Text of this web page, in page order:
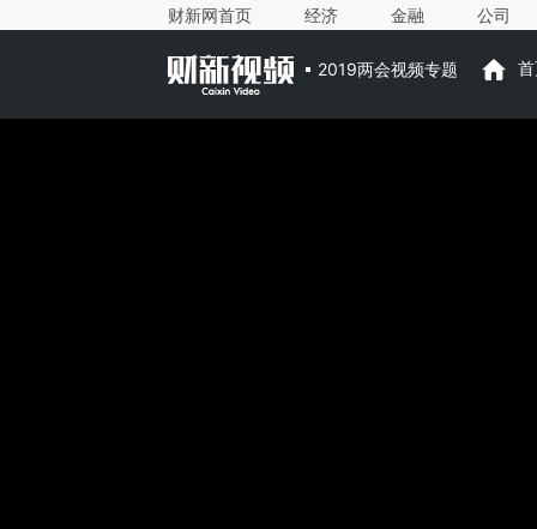
财新网首页 经济 金融 公司
2019两会视频专题